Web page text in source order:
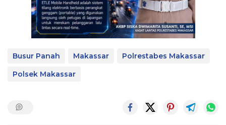
Busur Panah Makassar
Polrestabes Makassar
Polsek Makassar